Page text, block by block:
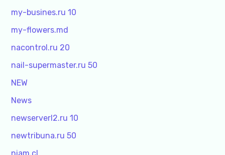
my-busines.ru 10
my-flowers.md
nacontrol.ru 20
nail-supermaster.ru 50
NEW
News
newserverl2.ru 10
newtribuna.ru 50